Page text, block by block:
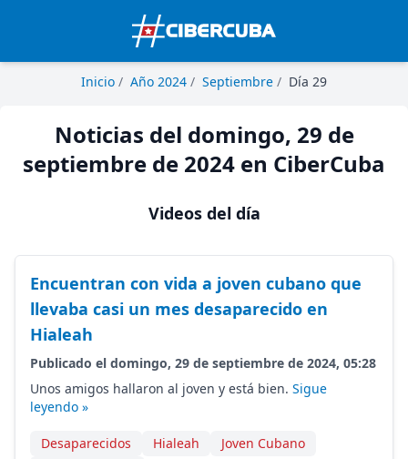
Inicio / Año 2024 / Septiembre / Día 29
Noticias del domingo, 29 de
septiembre de 2024 en CiberCuba
Videos del día
Encuentran con vida a joven cubano que
llevaba casi un mes desaparecido en
Hialeah
Publicado el domingo, 29 de septiembre de 2024, 05:28
Unos amigos hallaron al joven y está bien. Sigue
leyendo »
Desaparecidos Hialeah
Joven Cubano